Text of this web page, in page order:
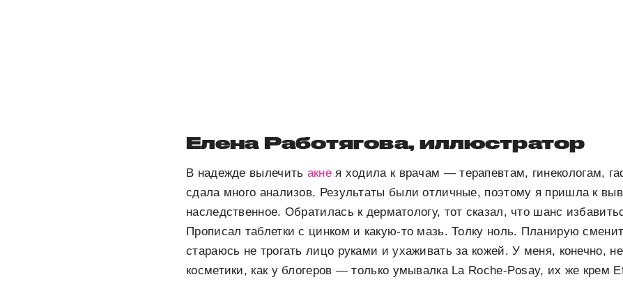
Елена Работягова, иллюстратор
В надежде вылечить акнея ходила к врачам — терапевтам, гинекологам,
сдала много анализов. Результаты были отличные, поэтому я пришла к
наследственное. Обратилась к дерматологу, тот сказал, что шанс
Прописал таблетки с цинком и какую-то мазь. Толку ноль. Планирую
стараюсь не трогать лицо руками и ухаживать за кожей. У меня, конечно,
косметики, как у блогеров — только умывалка La Roche-Posay, их же крем